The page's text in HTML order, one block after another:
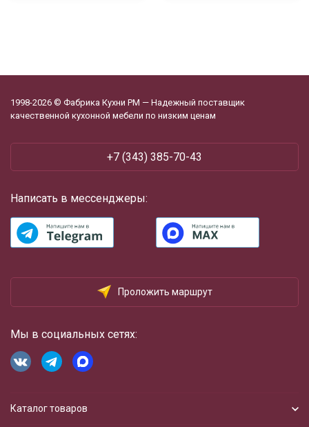
1998-2026 © Фабрика Кухни РМ — Надежный поставщик
качественной кухонной мебели по низким ценам
+7 (343) 385-70-43
Написать в мессенджеры:
Проложить маршрут
Мы в социальных сетях:
Каталог товаров